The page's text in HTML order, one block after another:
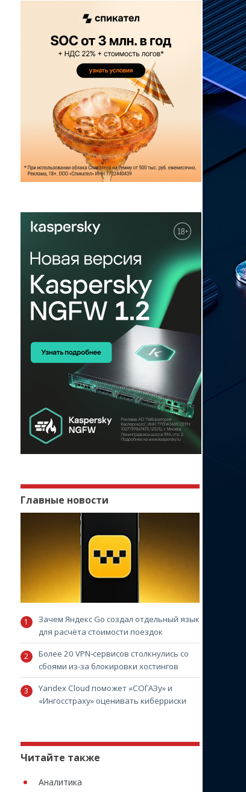
Главные новости
Зачем Яндекс Go создал отдельный язык
для расчёта стоимости поездок
Более 20 VPN-сервисов столкнулись со
сбоями из-за блокировки хостингов
Yandex Cloud поможет «СОГАЗу» и
«Ингосстраху» оценивать киберриски
Читайте также
Аналитика